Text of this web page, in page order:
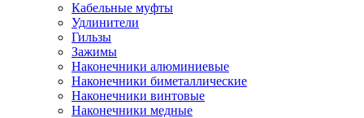
Кабельные муфты
Удлинители
Гильзы
Зажимы
Наконечники алюминиевые
Наконечники биметаллические
Наконечники винтовые
Наконечники медные